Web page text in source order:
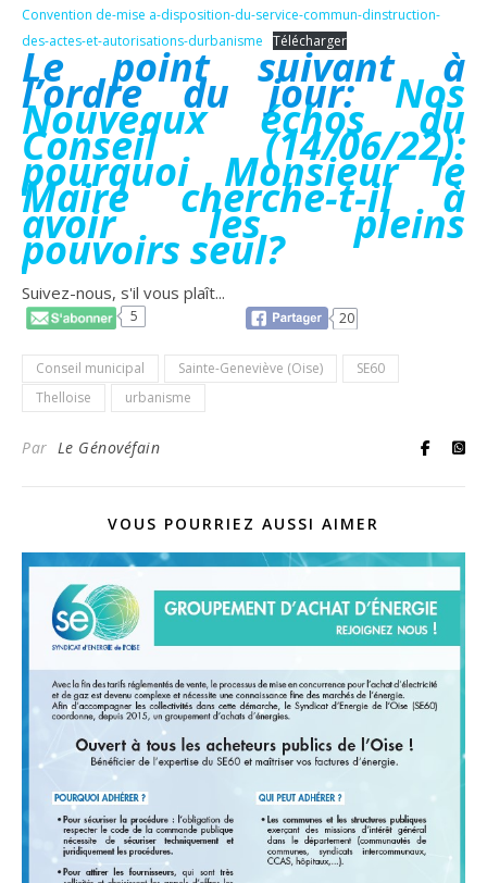
Convention de-mise a-disposition-du-service-commun-dinstruction-
des-actes-et-autorisations-durbanisme Télécharger
Le point suivant à
l’ordre du jour:Nos
Nouveaux échos du
Conseil (14/06/22):
pourquoi Monsieur le
Maire cherche-t-il à
avoir les pleins
pouvoirs seul?
Suivez-nous, s'il vous plaît...
5 20
Conseil municipal Sainte-Geneviève (Oise)
SE60
Thelloise
urbanisme
Par Le Génovéfain
VOUS POURRIEZ AUSSI AIMER